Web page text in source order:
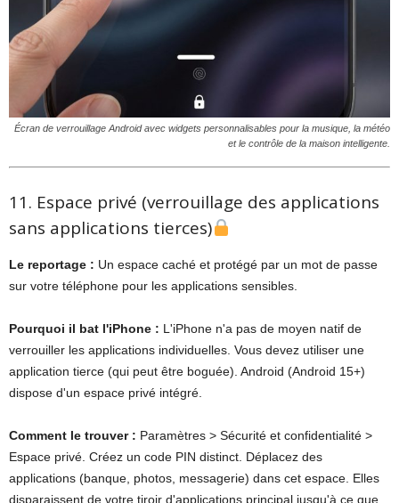
Écran de verrouillage Android avec widgets personnalisables pour la musique, la météo
et le contrôle de la maison intelligente.
11. Espace privé (verrouillage des applications
sans applications tierces)
Le reportage : Un espace caché et protégé par un mot de passe
sur votre téléphone pour les applications sensibles.
Pourquoi il bat l'iPhone : L'iPhone n'a pas de moyen natif de
verrouiller les applications individuelles. Vous devez utiliser une
application tierce (qui peut être boguée). Android (Android 15+)
dispose d'un espace privé intégré.
Comment le trouver : Paramètres > Sécurité et confidentialité >
Espace privé. Créez un code PIN distinct. Déplacez des
applications (banque, photos, messagerie) dans cet espace. Elles
disparaissent de votre tiroir d'applications principal jusqu'à ce que